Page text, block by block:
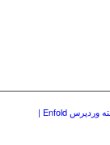
پوسته وردپرس Enfold |